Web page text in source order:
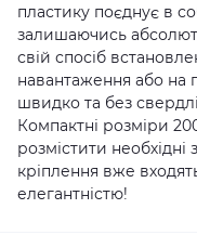
пластику поєднує в
залишаючись
свій спосіб
навантаження або на
швидко та без
Компактні розміри
розмістити
кріплення вже
елегантністю!